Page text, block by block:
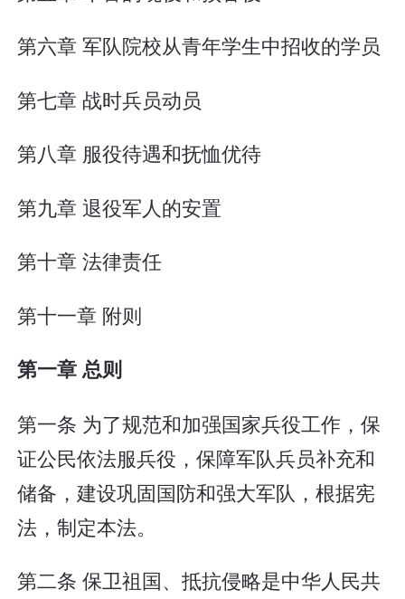
第六章 军队院校从青年学生中招收的学员
第七章 战时兵员动员
第八章 服役待遇和抚恤优待
第九章 退役军人的安置
第十章 法律责任
第十一章 附则
第一章 总则
第一条 为了规范和加强国家兵役工作，保
证公民依法服兵役，保障军队兵员补充和
储备，建设巩固国防和强大军队，根据宪
法，制定本法。
第二条 保卫祖国、抵抗侵略是中华人民共